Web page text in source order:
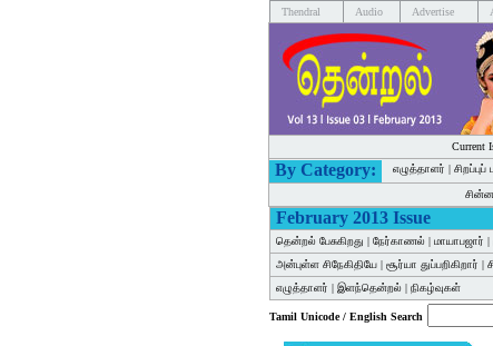
Thendral Audio Advertise
Current
By Category: எழுத்தாளர் |
February 2013 Issue
தென்றல் பேசுகிறது | நேர்காணல் | மாயாபஜார் |
அன்புள்ள சிநேகிதியே | சூர்யா துப்பறிகிறார் |
எழுத்தாளர் | இளந்தென்றல் | நிகழ்வுகள்
Tamil Unicode / English Search